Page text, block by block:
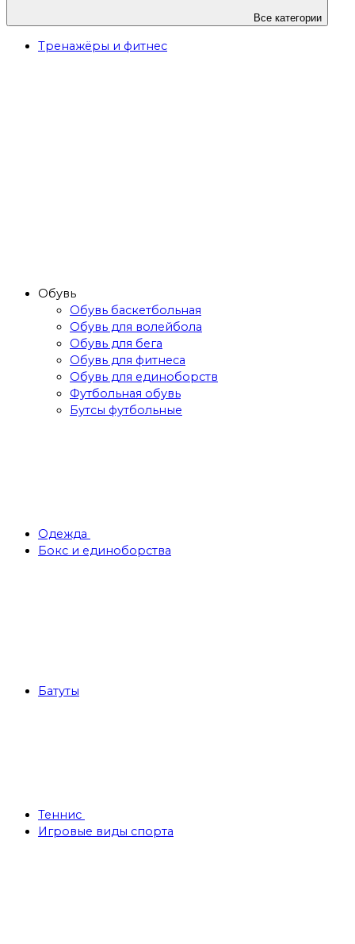
Все категории
Тренажёры и фитнес
Обувь
Обувь баскетбольная
Обувь для волейбола
Обувь для бега
Обувь для фитнеса
Обувь для единоборств
Футбольная обувь
Бутсы футбольные
Одежда
Бокс и единоборства
Батуты
Теннис
Игровые виды спорта